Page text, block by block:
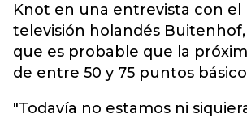
Knot en una entrevista con el
televisión holandés
que es probable que la
de entre 50 y 75 puntos
"Todavía no estamos ni